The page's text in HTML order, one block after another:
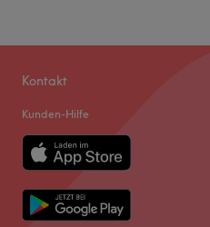
Kontakt
Kunden-Hilfe